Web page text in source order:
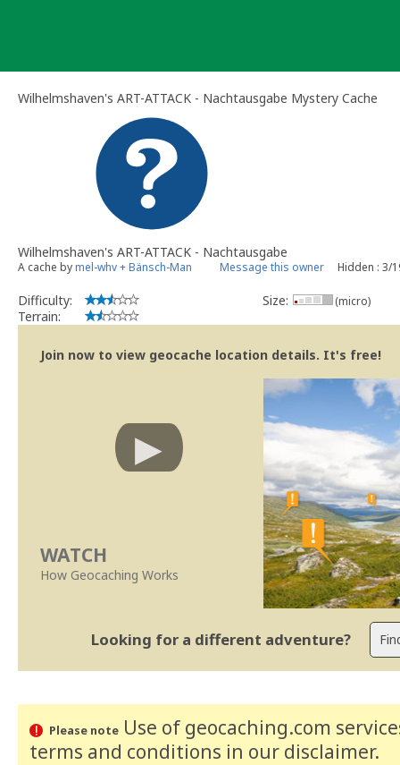
Wilhelmshaven's ART-ATTACK - Nachtausgabe Mystery Cache
Wilhelmshaven's ART-ATTACK - Nachtausgabe
A cache bymel-whv + Bänsch-Man Message this owner Hidden : 3/
Difficulty:
Terrain:
Size: (micro)
Join now to view geocache location details. It's free!
WATCH
How Geocaching Works
Looking for a different adventure?
Please noteUse of geocaching.com
terms and conditions in our disclaimer.